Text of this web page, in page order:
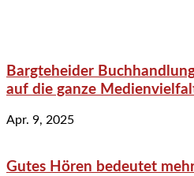
Bargteheider
auf die ganze
Apr. 9, 2025
Gutes Hören bedeutet